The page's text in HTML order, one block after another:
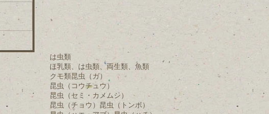
は虫類
ほ乳類、は虫類、両生類、魚類
クモ類昆虫（ガ）
昆虫（コウチュウ）
昆虫（セミ・カメムシ）
昆虫（チョウ） 昆虫（トンボ）